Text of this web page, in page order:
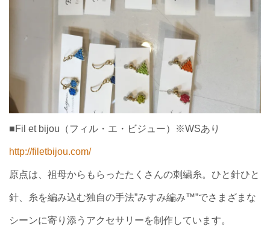
■Fil et bijou（フィル・エ・ビジュー）※WSあり
http://filetbijou.com/
原点は、祖母からもらったたくさんの刺繍糸。ひと針ひと
針、糸を編み込む独自の手法”みすみ編み™”でさまざま な
シーンに寄り添うアクセサリーを制作しています。